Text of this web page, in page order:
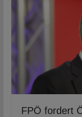
FPÖ fordert